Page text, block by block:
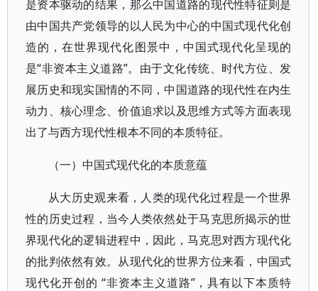
是资本驱动的结果，那么中国道路的现代性特征则是
由中国共产党领导的以人民为中心的中国式现代化创
造的，在世界现代化图景中，中国式现代化呈现的
是“非资本主义道路”。由于文化传统、时代方位、发
展历史和现实国情的不同，中国道路的现代性在内生
动力、核心理念、价值追求以及思维方式等方面表现
出了与西方现代性根本不同的本质特征。
（一）中国式现代化的本质意蕴
从大历史观来看，人类的现代化过程是一个世界
性的历史过程，当今人类依然处于马克思所揭示的世
界现代化的逻辑进程中，因此，马克思对西方现代化
的批判依然有效。从现代化的世界方位来看，中国式
现代化开创的 “非资本主义道路”，具有以下本质特